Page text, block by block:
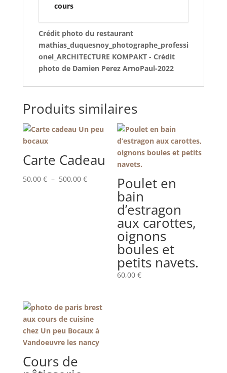
cours
Crédit photo du restaurant
mathias_duquesnoy_photographe_professi
onel_ARCHITECTURE KOMPAKT - Crédit
photo de Damien Perez ArnoPaul-2022
Produits similaires
Carte Cadeau
50,00 € – 500,00 €Plage
Poulet en
bain
d’estragon
aux carottes,
oignons
boules et
petits navets.
60,00€
Cours de